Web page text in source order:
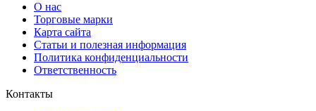
О нас
Торговые марки
Карта сайта
Статьи и полезная информация
Политика конфиденциальности
Ответственность
Контакты